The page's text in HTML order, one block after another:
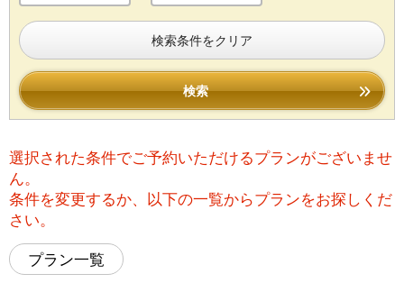
検索条件をクリア
検索
選択された条件でご予約いただけるプランがございませ
ん。
条件を変更するか、以下の一覧からプランをお探しくだ
さい。
プラン一覧